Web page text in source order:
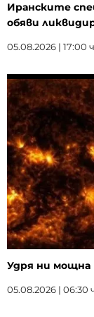
Иранските
обяви
05.08.2026 | 17:00
Удря ни мощна
05.08.2026 | 06:30